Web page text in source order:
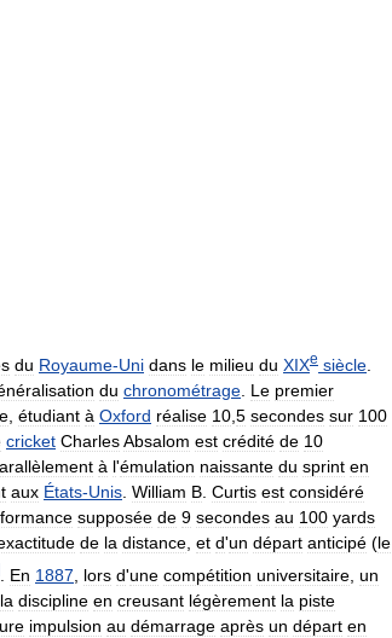
du Royaume-Uni dans le milieu du XIXe siècle
du chronométrage Le premier
étudiant à Oxford réalise 10 5 secondes sur 100
cricket CharlesAbsalom est crédité de 10
à l'émulation naissante du sprint en
aux États-Unis William B Curtis est considéré
supposée de 9 secondes au 100 yards
de la distance et d'un départ anticipé (le
En 1887 lors d'une compétition universitaire un
la discipline en creusant légèrement la piste
impulsion au démarrage après un départ en